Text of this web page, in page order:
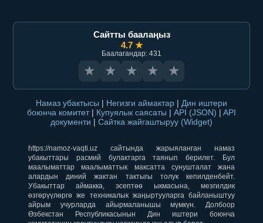
Сайтты баалаңыз
4.7 ★
Баалагандар: 431
★ ★ ★ ★ ★
Намаз убактысы | Негизги аймактар | Дин иштери
боюнча комитет | Купуялык саясаты | API (JSON) | API
документи | Сайтка жайгаштыруу (Widget)
https://namoz-vaqti.uz сайтында жарыяланган намаз
убакыттары расмий булактарга таянып берилет. Бул
маалыматтар маалыматтык максатта сунушталат жана
алардын диний жактан тактыгы толук кепилденбейт.
Убакыттар аймакка, эсептөө ыкмасына, мезгилдик
өзгөрүүлөргө же техникалык жаңыртууларга байланыштуу
айрым учурларда айырмаланышы мүмкүн. Долбоор
Өзбекстан Республикасынын Дин иштери боюнча